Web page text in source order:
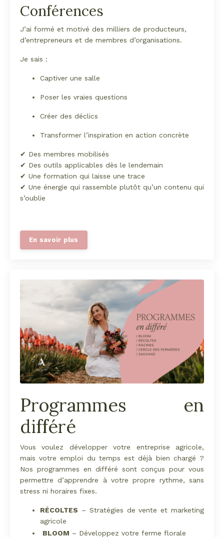
Conférences
J’ai formé et motivé des milliers de producteurs,
d’entrepreneurs et de membres d’organisations.
Je sais :
Captiver une salle
Poser les vraies questions
Créer des déclics
Transformer l’inspiration en action concrète
✔ Des membres mobilisés
✔ Des outils applicables dès le lendemain
✔ Une formation qui laisse une trace
✔ Une énergie qui rassemble plutôt qu’un contenu qui
s’oublie
En savoir plus
Programmes en
différé
Vous voulez développer votre entreprise agricole,
mais votre emploi du temps est déjà bien chargé ?
Nos programmes en différé sont conçus pour vous
permettre d’apprendre à votre propre rythme, sans
stress ni horaires fixes.
RÉCOLTES – Stratégies de vente et marketing
agricole
BLOOM – Développez votre ferme florale